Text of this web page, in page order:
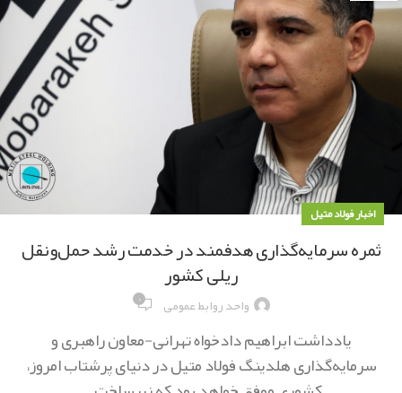
اخبار فولاد متیل
ثمره سرمایه‌گذاری هدفمند در خدمت رشد حمل‌ونقل
ریلی کشور
واحد روابط عمومی ۰
یادداشت ابراهیم دادخواه تهرانی-معاون راهبری و
سرمایه‌گذاری هلدینگ فولاد متیل در دنیای پرشتاب امروز،